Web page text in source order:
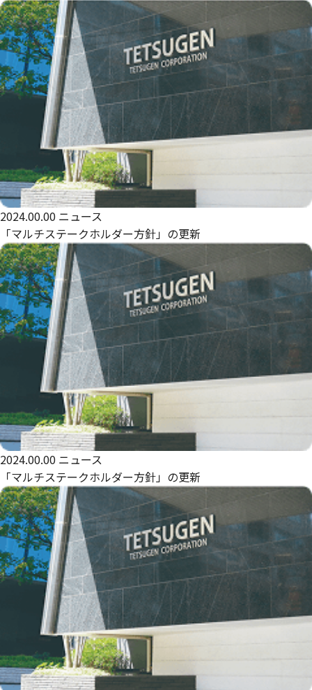
2024.00.00 ニュース
「マルチステークホルダー方針」の更新
2024.00.00 ニュース
「マルチステークホルダー方針」の更新